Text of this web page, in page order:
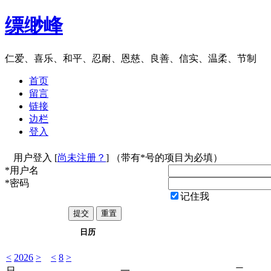
缥缈峰
仁爱、喜乐、和平、忍耐、恩慈、良善、信实、温柔、节制
首页
留言
链接
边栏
登入
用户登入 [尚未注册？ ] （带有*号的项目为必填）
*用户名
*密码
记住我
日历
< 2026 > < 8 >